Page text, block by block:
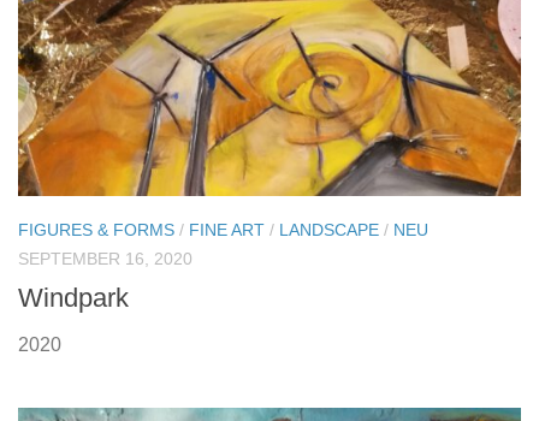
FIGURES & FORMS / FINE ART / LANDSCAPE / NEU
SEPTEMBER 16, 2020
Windpark
2020